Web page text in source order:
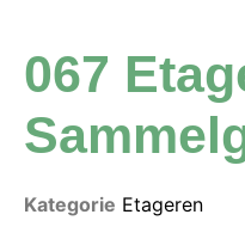
067
Kategorie Etageren